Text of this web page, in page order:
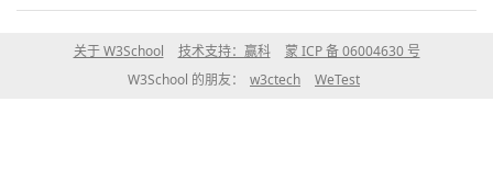
关于 W3School 技术支持：赢科
蒙 ICP 备 06004630 号
W3School 的朋友：
w3ctech WeTest